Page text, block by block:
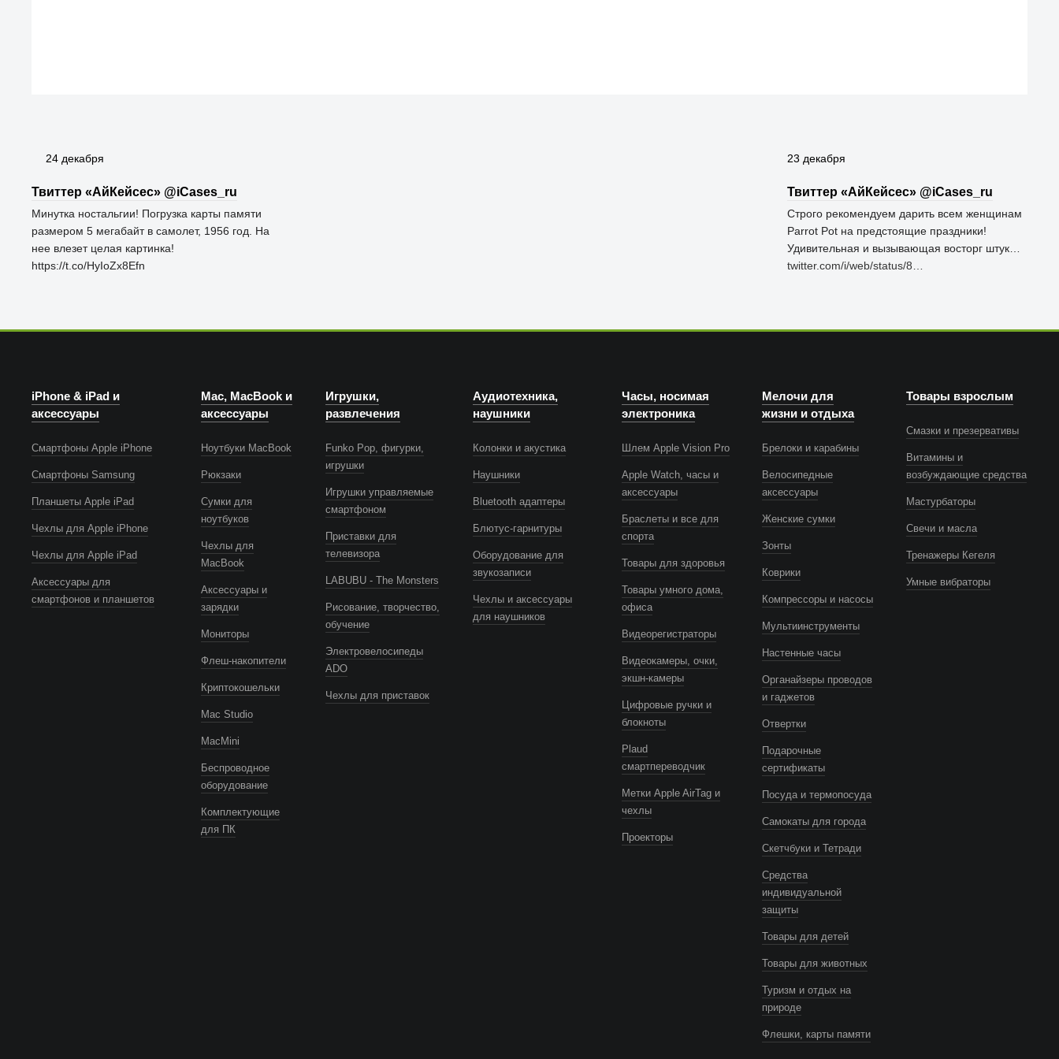
23 декабря
Твиттер «АйКейсес» ‏@iCases_ru
Строго рекомендуем дарить всем женщинам
Parrot Pot на предстоящие праздники!
Удивительная и вызывающая восторг штук…
twitter.com/i/web/status/8…
24 декабря
Твиттер «АйКейсес» ‏@iCases_ru
Минутка ностальгии! Погрузка карты памяти
размером 5 мегабайт в самолет, 1956 год. На
нее влезет целая картинка!
https://t.co/HyIoZx8Efn
iPhone & iPad и
аксессуары
Смартфоны Apple iPhone
Смартфоны Samsung
Планшеты Apple iPad
Чехлы для Apple iPhone
Чехлы для Apple iPad
Аксессуары для
смартфонов и планшетов
Mac, MacBook и
аксессуары
Ноутбуки MacBook
Рюкзаки
Сумки для
ноутбуков
Чехлы для
MacBook
Аксессуары и
зарядки
Мониторы
Флеш-накопители
Криптокошельки
Mac Studio
MacMini
Беспроводное
оборудование
Комплектующие
для ПК
Игрушки,
развлечения
Funko Pop, фигурки,
игрушки
Игрушки управляемые
смартфоном
Приставки для
телевизора
LABUBU - The Monsters
Рисование, творчество,
обучение
Электровелосипеды
ADO
Чехлы для приставок
Аудиотехника,
наушники
Колонки и акустика
Наушники
Bluetooth адаптеры
Блютус-гарнитуры
Оборудование для
звукозаписи
Чехлы и аксессуары
для наушников
Часы, носимая
электроника
Шлем Apple Vision Pro
Apple Watch, часы и
аксессуары
Браслеты и все для
спорта
Товары для здоровья
Товары умного дома,
офиса
Видеорегистраторы
Видеокамеры, очки,
экшн-камеры
Цифровые ручки и
блокноты
Plaud
смартпереводчик
Метки Apple AirTag и
чехлы
Проекторы
Мелочи для
жизни и отдыха
Брелоки и карабины
Велосипедные
аксессуары
Женские сумки
Зонты
Коврики
Компрессоры и насосы
Мультиинструменты
Настенные часы
Органайзеры проводов
и гаджетов
Отвертки
Подарочные
сертификаты
Посуда и термопосуда
Самокаты для города
Скетчбуки и Тетради
Средства
индивидуальной
защиты
Товары для детей
Товары для животных
Туризм и отдых на
природе
Флешки, карты памяти
Товары взрослым
Смазки и презервативы
Витамины и
возбуждающие средства
Мастурбаторы
Свечи и масла
Тренажеры Кегеля
Умные вибраторы